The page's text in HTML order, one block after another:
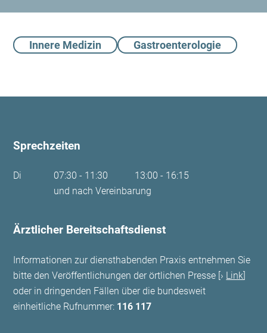
Innere Medizin Gastroenterologie
Sprechzeiten
Di 07:30 - 11:30
13:00 - 16:15
und nach Vereinbarung
Ärztlicher Bereitschaftsdienst
Informationen zur diensthabenden Praxis entnehmen Sie
bitte den Veröffentlichungen der örtlichen Presse [ Link]
oder in dringenden Fällen über die bundesweit
einheitliche Rufnummer: 116 117